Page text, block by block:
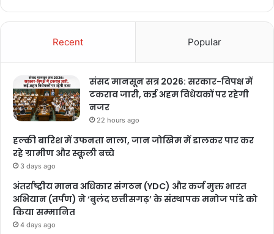
Recent Popular
संसद मानसून सत्र 2026: सरकार-विपक्ष में
टकराव जारी, कई अहम विधेयकों पर रहेगी
नजर
22 hours ago
हल्की बारिश में उफनता नाला, जान जोखिम में डालकर पार कर
रहे ग्रामीण और स्कूली बच्चे
3 days ago
अंतर्राष्ट्रीय मानव अधिकार संगठन (YDC) और कर्ज मुक्त भारत
अभियान (तर्पण) ने ‘बुलंद छत्तीसगढ़’ के संस्थापक मनोज पांडे को
किया सम्मानित
4 days ago